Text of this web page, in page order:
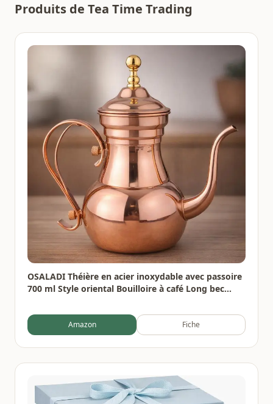
Produits de Tea Time Trading
OSALADI Théière en acier inoxydable avec passoire
700 ml Style oriental Bouilloire à café Long bec
Amazon Fiche